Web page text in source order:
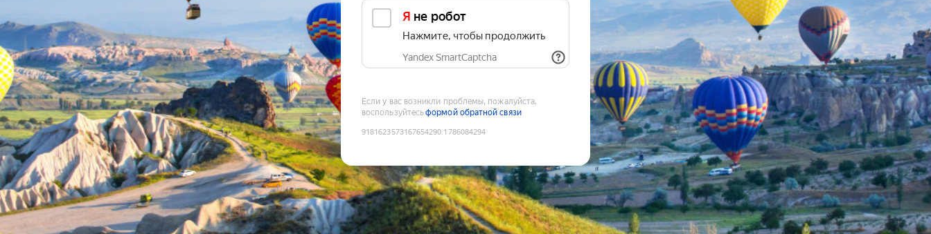
Я не робот
Нажмите, чтобы продолжить
Yandex SmartCaptcha
Если у вас возникли проблемы, пожалуйста,
воспользуйтесьформой обратной связи
9181623573167654290:1786084294